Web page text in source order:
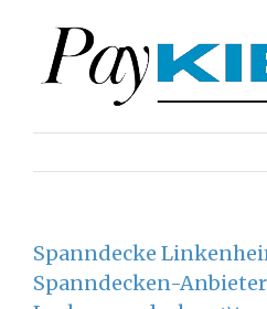
springen
Spanndecke
Spanndecken-